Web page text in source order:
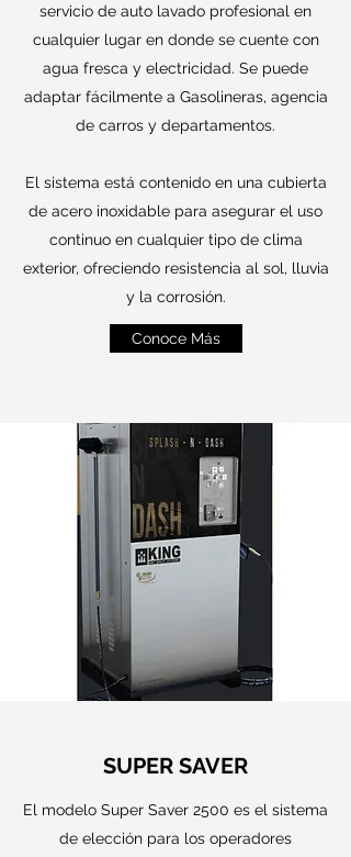
servicio de auto lavado profesional en
cualquier lugar en donde se cuente con
agua fresca y electricidad. Se puede
adaptar fácilmente a Gasolineras, agencia
de carros y departamentos.
El sistema está contenido en una cubierta
de acero inoxidable para asegurar el uso
continuo en cualquier tipo de clima
exterior, ofreciendo resistencia al sol, lluvia
y la corrosión.
Conoce Más
SUPER SAVER
El modelo Super Saver 2500 es el sistema
de elección para los operadores